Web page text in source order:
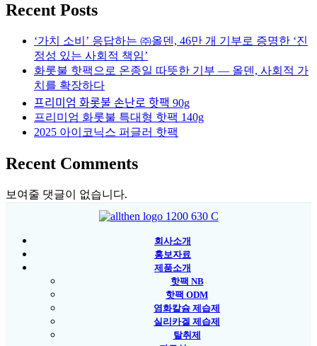
Recent Posts
‘가치 소비’ 응답하는 ㈜올덴, 46만 개 기부로 증명한 ‘진
정성 있는 사회적 책임’
화롯불 핫팩으로 온종일 따뜻한 기부 — 올덴, 사회적 가
치를 확장하다
프리미엄 화롯불 손난로 핫팩 90g
프리미엄 화롯불 특대형 핫팩 140g
2025 아이코닉스 퍼글러 핫팩
Recent Comments
보여줄 댓글이 없습니다.
회사소개
홍보자료
제품소개
핫팩 NB
핫팩 ODM
염화칼슘 제습제
실리카겔 제습제
탈취제